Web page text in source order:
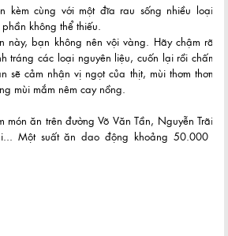
kèm cùng với một đĩa rau sống nhiều loại.
không thể thiếu.
này, bạn không nên vội vàng. Hãy chậm rãi
tráng các loại nguyên liệu, cuốn lại rồi chấm
sẽ cảm nhận vị ngọt của thịt, mùi thơm thơm
mùi mắm nêm cay nồng.
món ăn trên đường Võ Văn Tần, Nguyễn Trãi,
Một suất ăn dao động khoảng 50.000 -